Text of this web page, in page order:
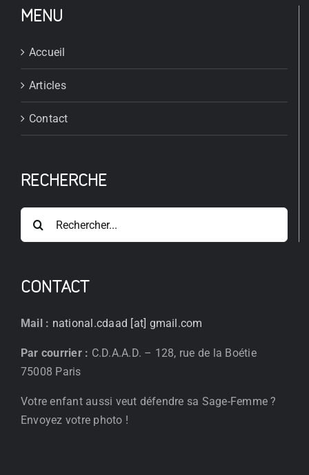
MENU
Accueil
Articles
Contact
RECHERCHE
CONTACT
Mail : national.cdaad [at] gmail.com
Par courrier : C.D.A.A.D. – 128, rue de la Boétie
75008 Paris
Votre enfant aussi veut défendre sa Sage-Femme ?
Envoyez votre photo !